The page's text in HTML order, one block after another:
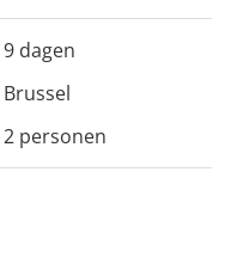
9 dagen
Brussel
2 personen